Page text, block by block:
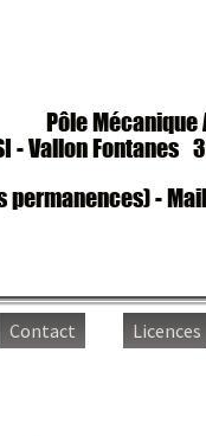
Licences
Pôle Mécanique
Vallon Fontanes
- Mail :